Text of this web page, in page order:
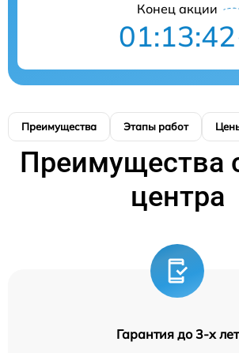
Конец акции
01:13:40
Преимущества Этапы работ
Преимущества
центра
Гарантия до 3-х лет